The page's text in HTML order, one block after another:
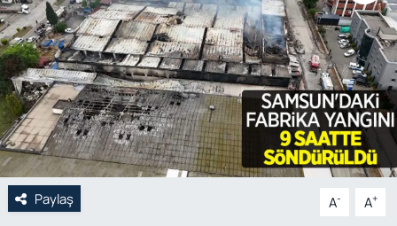
Paylaş A- A+
Özel Haber
POLİTİKA
Siyaset
Spor
Web Tv